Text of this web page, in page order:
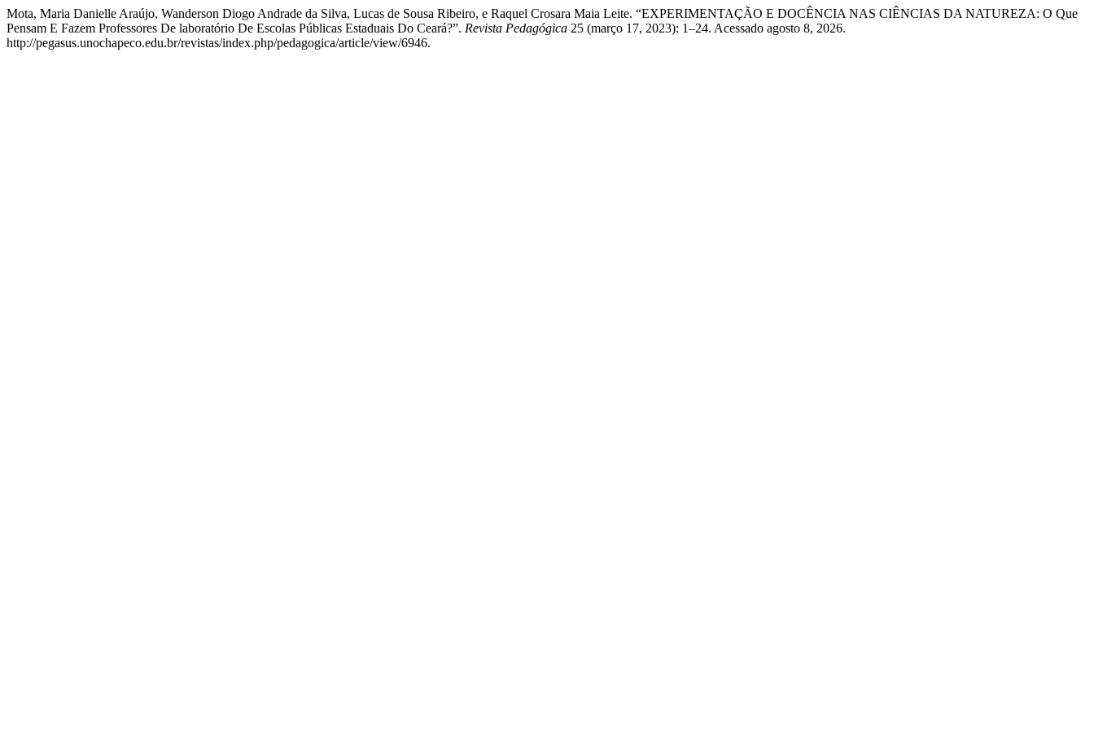
Mota, Maria Danielle Araújo, Wanderson Diogo Andrade da Silva, Lucas de Sousa Ribeiro, e Raquel Crosara Maia Leite. “EXPERIMENTAÇÃO E DOCÊNCIA NAS CIÊNCIAS DA NATUREZA: O Que
Pensam E Fazem Professores De laboratório De Escolas Públicas Estaduais Do Ceará?”. Revista Pedagógica 25 (março 17, 2023): 1–24. Acessado agosto 8, 2026.
http://pegasus.unochapeco.edu.br/revistas/index.php/pedagogica/article/view/6946.